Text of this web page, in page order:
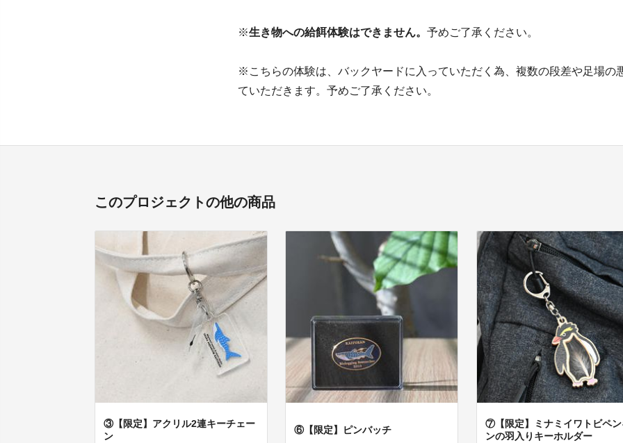
※生き物への給餌体験はできません。 予めご了承ください。
※こちらの体験は、バックヤードに入っていただく為、複数の段差や足場の
ていただきます。予めご了承ください。
このプロジェクトの他の商品
③【限定】アクリル2連キーチェー
ン
⑥【限定】ピンバッチ
⑦【限定】ミナミイワトビペン
ンの羽入りキーホルダー